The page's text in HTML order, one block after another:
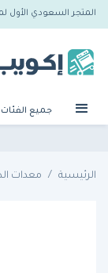
المتجر السعودي الأول
جميع الفئات
الرئيسية معدات